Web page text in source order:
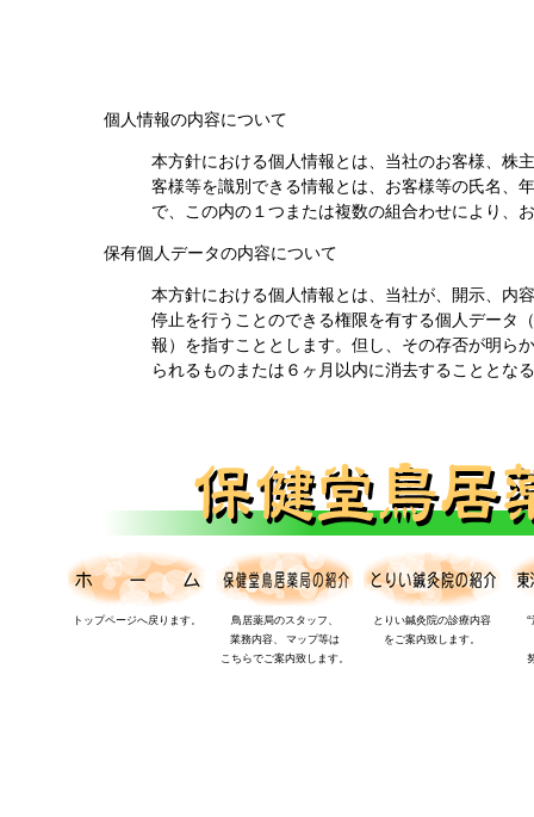
個人情報の内容について
本方針における個人情報とは、当社のお客様、株
客様等を識別できる情報とは、お客様等の氏名、
で、この内の１つまたは複数の組合わせにより、
保有個人データの内容について
本方針における個人情報とは、当社が、開示、内
停止を行うことのできる権限を有する個人データ
報）を指すこととします。但し、その存否が明ら
られるものまたは６ヶ月以内に消去することとな
トップページへ戻ります。
鳥居薬局のスタッフ、
業務内容、 マップ等は
こちらでご案内致します。
とりい鍼灸院の診療内容
をご案内致します。